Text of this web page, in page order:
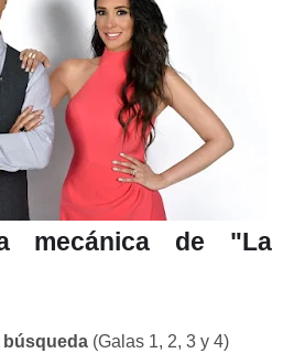
mecánica de "La
búsqueda (Galas 1, 2, 3 y 4)